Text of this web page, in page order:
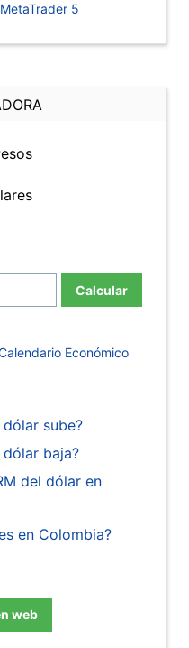
MetaTrader 5
Calcular
Económico
sube?
dólar baja?
del dólar en
en Colombia?
web